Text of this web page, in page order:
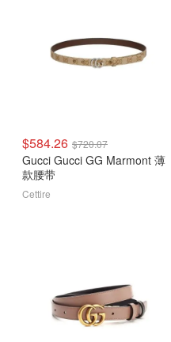
$584.26 $720.07
Gucci Gucci GG Marmont 薄
款腰带
Cettire